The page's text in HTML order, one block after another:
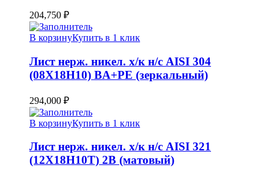
204,750 ₽
В корзинуКупить в 1 клик
Лист нерж. никел. х/к н/с AISI 304
(08Х18Н10) BA+PE (зеркальный)
294,000 ₽
В корзинуКупить в 1 клик
Лист нерж. никел. х/к н/с AISI 321
(12Х18Н10Т) 2B (матовый)